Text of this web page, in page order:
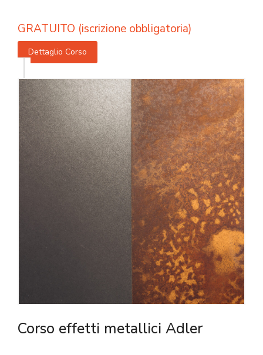
GRATUITO (iscrizione obbligatoria)
Dettaglio Corso
Corso effetti metallici Adler